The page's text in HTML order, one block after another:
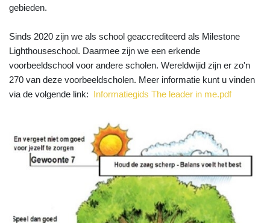
gebieden.
Sinds 2020 zijn we als school geaccrediteerd als Milestone
Lighthouseschool. Daarmee zijn we een erkende
voorbeeldschool voor andere scholen. Wereldwijid zijn er zo'n
270 van deze voorbeeldscholen. Meer informatie kunt u vinden
via de volgende link: Informatiegids The leader in me.pdf